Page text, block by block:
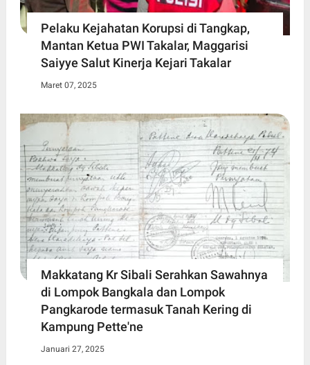
Pelaku Kejahatan Korupsi di Tangkap,
Mantan Ketua PWI Takalar, Maggarisi
Saiyye Salut Kinerja Kejari Takalar
Maret 07, 2025
Makkatang Kr Sibali Serahkan Sawahnya
di Lompok Bangkala dan Lompok
Pangkarode termasuk Tanah Kering di
Kampung Pette'ne
Januari 27, 2025